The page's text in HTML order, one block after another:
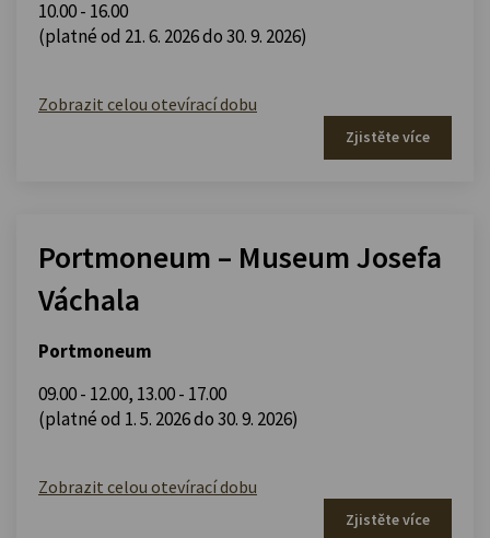
10.00 - 16.00
(platné od 21. 6. 2026 do 30. 9. 2026)
Zobrazit celou otevírací dobu
Zjistěte více
Portmoneum – Museum Josefa
Váchala
Portmoneum
09.00 - 12.00, 13.00 - 17.00
(platné od 1. 5. 2026 do 30. 9. 2026)
Zobrazit celou otevírací dobu
Zjistěte více